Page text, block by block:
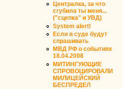
Централка, за что
сгубила ты меня...
("сцепка" и УВД)
System alert!
Если в суде будут
спрашивать
МВД РФ о событиях
18.04.2008
МИТИНГУЮЩИЕ
СПРОВОЦИРОВАЛИ
МИЛИЦЕЙСКИЙ
БЕСПРЕДЕЛ